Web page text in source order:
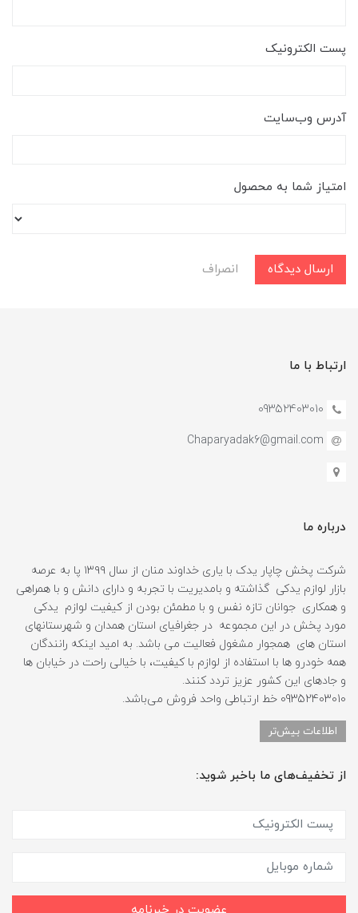
پست الکترونیک
آدرس وب‌سایت
امتیاز شما به محصول
ارسال دیدگاه انصراف
ارتباط با ما
09352403010
Chaparyadak6@gmail.com
درباره ما
شرکت پخش چاپار یدک با یاری خداوند منان از سال ۱۳۹۹ پا به عرصه
بازار لوازم یدکی گذاشته و بامدیریت با تجربه و دارای دانش و با همراهی
و همکاری جوانان تازه نفس و با مطمئن بودن از کیفیت لوازم یدکی
مورد پخش در این مجموعه در جغرافیای استان همدان و شهرستانهای
استان های همجوار مشغول فعالیت می باشد. به امید اینکه رانندگان
همه خودرو ها با استفاده از لوازم با کیفیت، با خیالی راحت در خیابان ها
و جادهای این کشور عزیز تردد کنند.
09352403010 خط ارتباطی واحد فروش می‌باشد.
اطلاعات بیش‌تر
از تخفیف‌های ما باخبر شوید: